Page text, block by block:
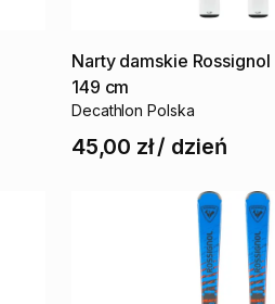
Narty damskie Rossignol
149 cm
Decathlon Polska
45,00 zł/ dzień